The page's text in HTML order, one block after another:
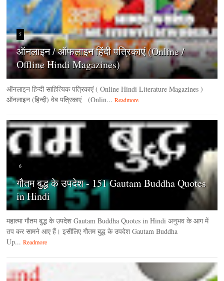
5
ऑनलाइन / ऑफलाइन हिंदी पत्रिकाएं (Online /
Offline Hindi Magazines)
ऑनलाइन हिन्‍दी साहित्यिक पत्रिकाएं ( Online Hindi Literature Magazines )
ऑनलाइन (हिन्‍दी) वेब पत्रिकाएं (Onlin... Readmore
6
गौतम बुद्ध के उपदेश - 151 Gautam Buddha Quotes
in Hindi
महात्मा गौतम बुद्ध के उपदेश Gautam Buddha Quotes in Hindi अनुभव के आग में
तप कर सामने आए हैं। इसीलिए गौतम बुद्ध के उपदेश Gautam Buddha
Up... Readmore